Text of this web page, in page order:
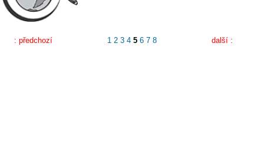
: předchozí 1 2 3 4 5 6 7 8 další :